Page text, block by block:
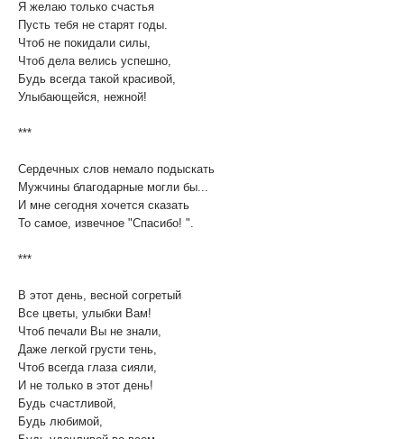
Я желаю только счастья
Пусть тебя не старят годы.
Чтоб не покидали силы,
Чтоб дела велись успешно,
Будь всегда такой красивой,
Улыбающейся, нежной!
***
Сердечных слов немало подыскать
Мужчины благодарные могли бы...
И мне сегодня хочется сказать
То самое, извечное "Спасибо! ".
***
В этот день, весной согретый
Все цветы, улыбки Вам!
Чтоб печали Вы не знали,
Даже легкой грусти тень,
Чтоб всегда глаза сияли,
И не только в этот день!
Будь счастливой,
Будь любимой,